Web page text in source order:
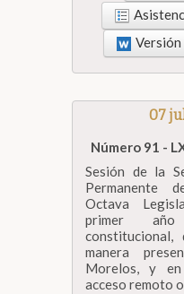
07
Número 91 -
Sesión de la
Permanente
Octava
primer
manera
Morelos, y
acceso remoto